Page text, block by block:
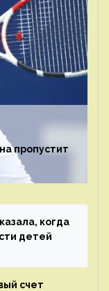
пропустит
когда
детей
счет